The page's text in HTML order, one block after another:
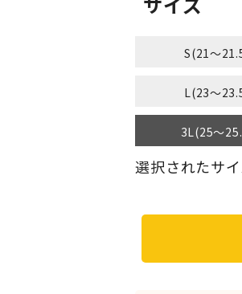
S(21～
L(23～
3L(25～
選択されたサ